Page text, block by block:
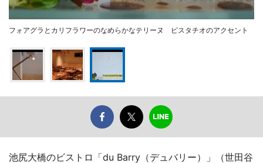
フォアグラとカリフラワーのなめらかなテリーヌ ピスタチオのアクセント
池尻大橋のビストロ「du Barry（デュバリー）」（世田谷